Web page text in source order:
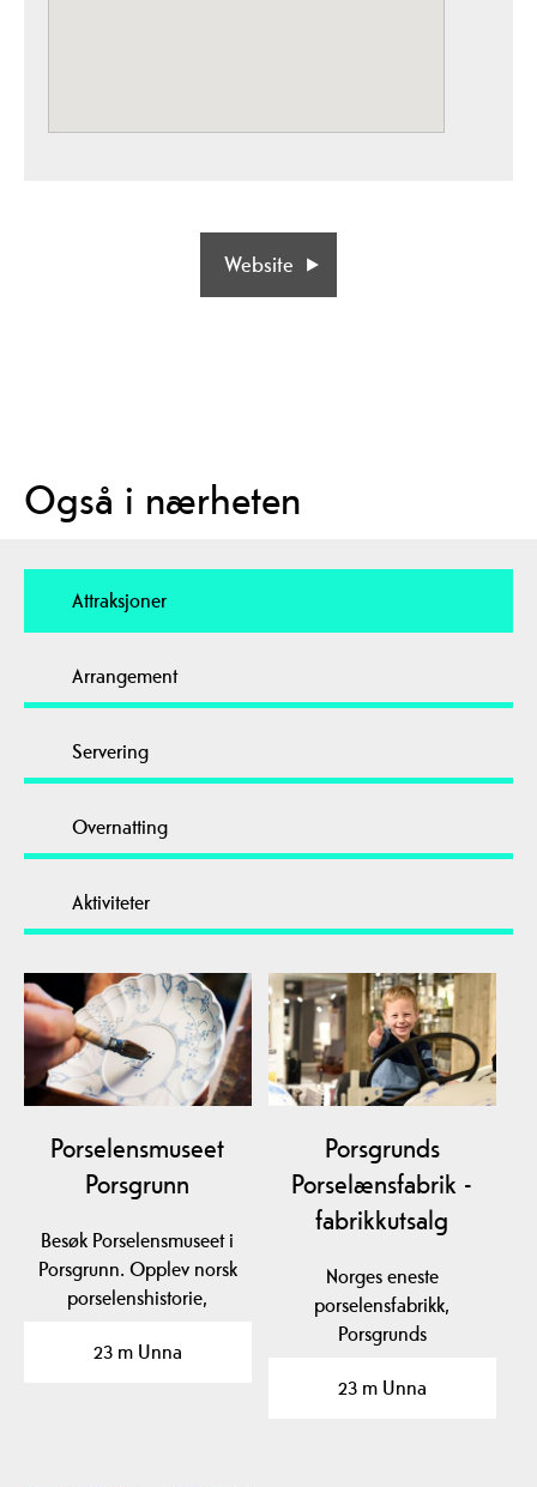
Website
Også i nærheten
Attraksjoner
Arrangement
Servering
Overnatting
Aktiviteter
Porselensmuseet
Porsgrunn
Besøk Porselensmuseet i
Porsgrunn. Opplev norsk
porselenshistorie,
23 m Unna
Porsgrunds
Porselænsfabrik -
fabrikkutsalg
Norges eneste
porselensfabrikk,
Porsgrunds
Porsgrunn og er…
23 m Unna